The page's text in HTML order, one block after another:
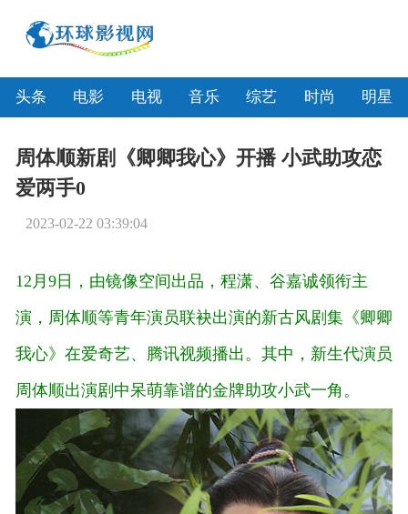
头条 电影 电视 音乐 综艺 时尚 明星
周体顺新剧《卿卿我心》开播 小武助攻恋
爱两手0
2023-02-22 03:39:04
12月9日，由镜像空间出品，程潇、谷嘉诚领衔主
演，周体顺等青年演员联袂出演的新古风剧集《卿卿
我心》在爱奇艺、腾讯视频播出。其中，新生代演员
周体顺出演剧中呆萌靠谱的金牌助攻小武一角。